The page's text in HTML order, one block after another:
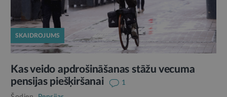
SKAIDROJUMS
Kas veido apdrošināšanas stāžu vecuma
pensijas piešķiršanai
1